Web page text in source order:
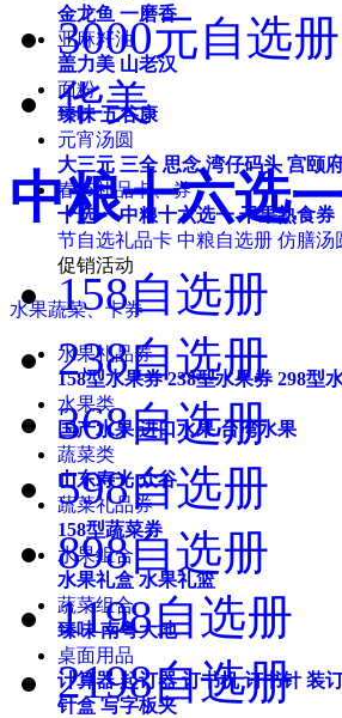
金龙鱼 一磨香
亚麻籽油
盖力美 山老汉
面粉
臻味 五谷康
元宵汤圆
大三元 三全 思念 湾仔码头 宫颐
春节礼品卡、券
十选一 中粮十六选一 干果熟食券
节自选礼品卡 中粮自选册 仿膳汤
促销活动
水果蔬菜、卡券
水果礼品券
158型水果券 238型水果券 298型
水果类
国产水果 进口水果 台湾水果
蔬菜类
山东寿光 众谷
蔬菜礼品券
158型蔬菜券
水果组合
水果礼盒 水果礼篮
蔬菜组合
臻味 南粤大地
桌面用品
计算器 起订器 订书机 订书针 装
针盒 写字板夹
3000元自选册
华美
中粮十六选
158自选册
238自选册
368自选册
598自选册
898自选册
1198自选册
2198自选册